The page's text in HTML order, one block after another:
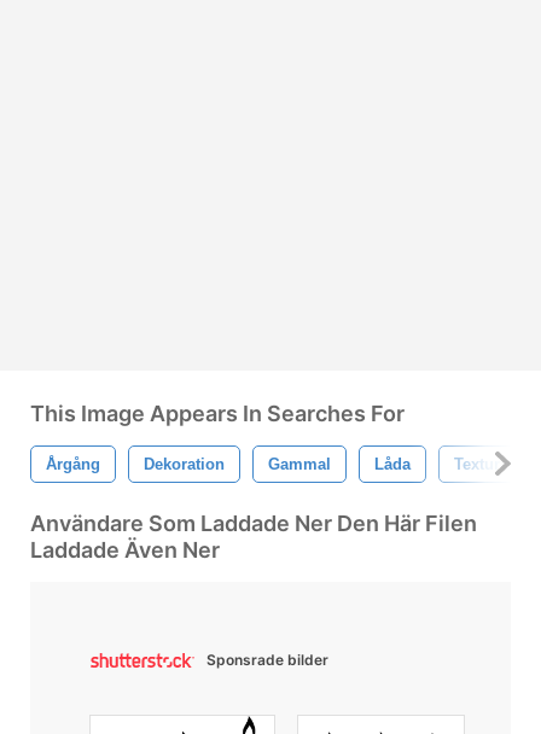
This Image Appears In Searches For
Årgång Dekoration Gammal Låda Textur
Användare Som Laddade Ner Den Här Filen
Laddade Även Ner
Sponsrade bilder